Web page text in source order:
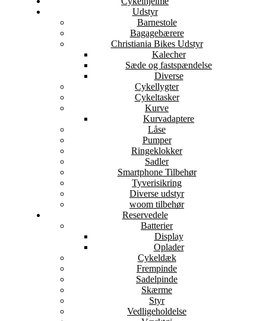
Udstyr
Barnestole
Bagagebærere
Christiania Bikes Udstyr
Kalecher
Sæde og fastspændelse
Diverse
Cykellygter
Cykeltasker
Kurve
Kurvadaptere
Låse
Pumper
Ringeklokker
Sadler
Smartphone Tilbehør
Tyverisikring
Diverse udstyr
woom tilbehør
Reservedele
Batterier
Display
Oplader
Cykeldæk
Frempinde
Sadelpinde
Skærme
Styr
Vedligeholdelse